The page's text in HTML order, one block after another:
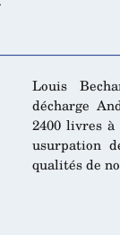
Louis
décharge
2400 livres
usurpation
qualités de